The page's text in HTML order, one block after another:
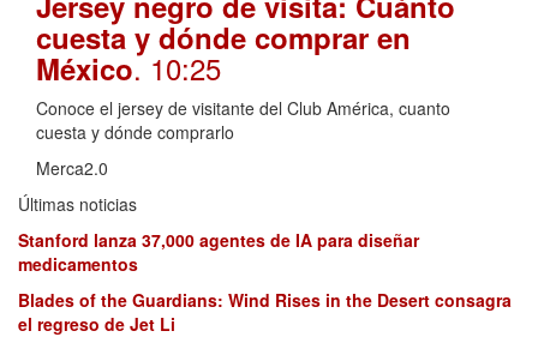
cuesta y dónde comprar en
México. 10:25
Conoce el jersey de visitante del Club América, cuanto
cuesta y dónde comprarlo
Merca2.0
Últimas noticias
Stanford lanza 37,000 agentes de IA para diseñar
medicamentos
Blades of the Guardians: Wind Rises in the Desert consagra
el regreso de Jet Li